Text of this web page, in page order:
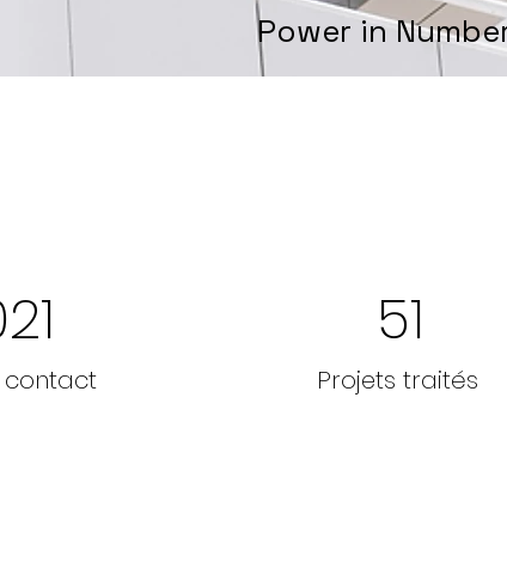
Power in
contact
51
Projets traités